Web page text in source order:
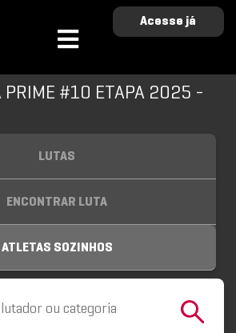
Acesse já
PRIME #10 ETAPA 2025 -
LUTAS
ENCONTRAR LUTA
ATLETAS SOZINHOS